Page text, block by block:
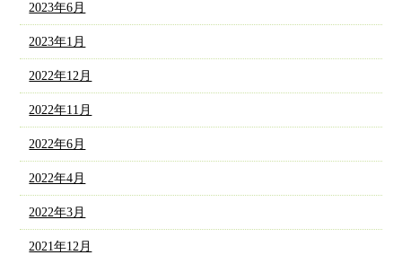
2023年6月
2023年1月
2022年12月
2022年11月
2022年6月
2022年4月
2022年3月
2021年12月